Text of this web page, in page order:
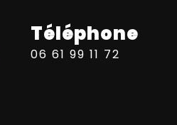
Téléphone
06 61 99 11 72